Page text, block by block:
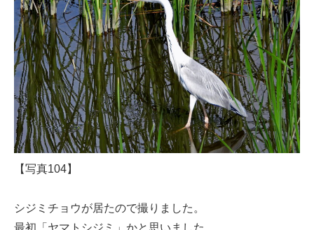
【写真104】
シジミチョウが居たので撮りました。